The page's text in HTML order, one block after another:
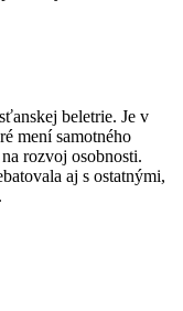
beletrie. Je v
mení samotného
rozvoj osobnosti.
aj s ostatnými,